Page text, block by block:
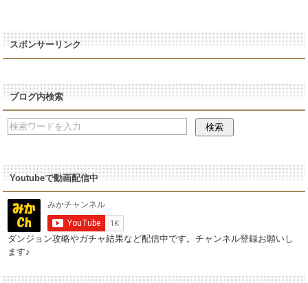
スポンサーリンク
ブログ内検索
Youtubeで動画配信中
ダンジョン攻略やガチャ結果など配信中です。チャンネル登録お願いし
ます♪